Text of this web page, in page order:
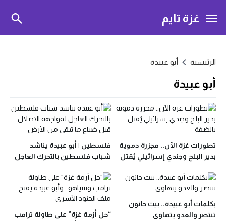
غزة تايم
الرئيسية أبو عبيدة
أبو عبيدة
تطورات غزة الآن.. مجزرة دموية
بدير البلح وجندي إسرائيلي يُقتل
فلسطين | أبو عبيدة يناشد
شباب فلسطين بالتحرك العاجل
بكلمات أبو عبيدة.. بيت حانون
تنتصر والعدو يتهاوى
“حل أزمة غزة” على طاولة ترامب